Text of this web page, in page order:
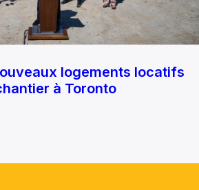
logements locatifs
à Toronto